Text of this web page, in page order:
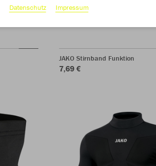
JAKO Stirnband Funktion
7,69 €
Datenschutz Impressum